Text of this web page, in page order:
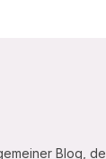
Blog,